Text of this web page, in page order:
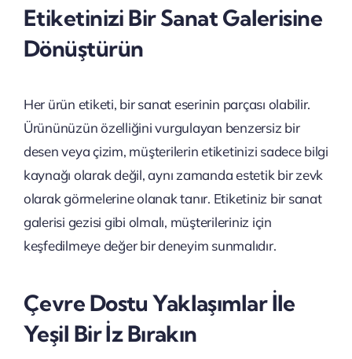
Etiketinizi Bir Sanat Galerisine
Dönüştürün
Her ürün etiketi, bir sanat eserinin parçası olabilir.
Ürününüzün özelliğini vurgulayan benzersiz bir
desen veya çizim, müşterilerin etiketinizi sadece bilgi
kaynağı olarak değil, aynı zamanda estetik bir zevk
olarak görmelerine olanak tanır. Etiketiniz bir sanat
galerisi gezisi gibi olmalı, müşterileriniz için
keşfedilmeye değer bir deneyim sunmalıdır.
Çevre Dostu Yaklaşımlar İle
Yeşil Bir İz Bırakın